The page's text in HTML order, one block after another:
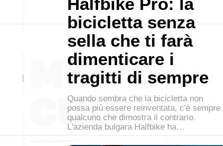
bicicletta senza
sella che ti farà
dimenticare i
tragitti di sempre
Quando sembra che la bicicletta non
possa più essere reinventata, c'è sempre
qualcuno che dimostra il contrario.
L'azienda bulgara Halfbike ha…